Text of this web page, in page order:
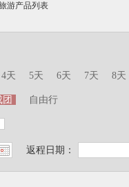
游产品列表
4天 5天 6天 7天 8天
自由行
返程日期：